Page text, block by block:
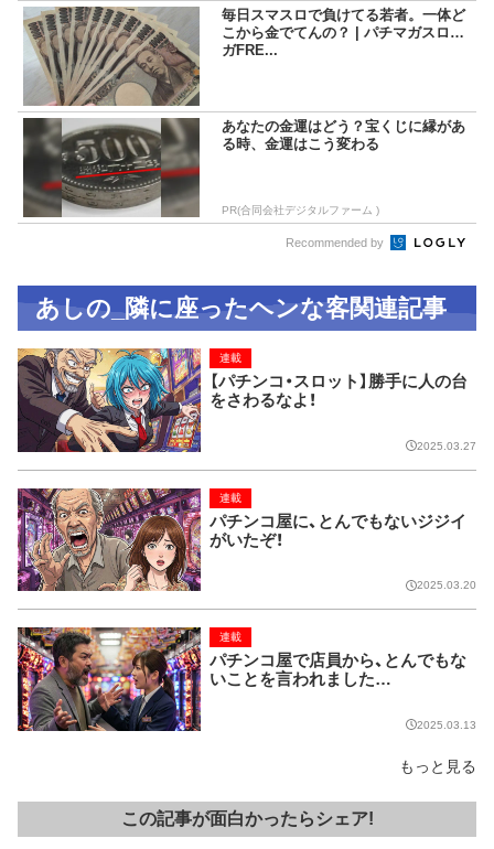
毎日スマスロで負けてる若者。一体ど
こから金でてんの？ | パチマガスロマ
ガFRE...
あなたの金運はどう？宝くじに縁があ
る時、金運はこう変わる
PR(合同会社デジタルファーム )
Recommended by
あしの_隣に座ったヘンな客関連記事
【パチンコ・スロット】勝手に人の台
をさわるなよ！
連載
2025.03.27
パチンコ屋に、とんでもないジジイ
がいたぞ！
連載
2025.03.20
パチンコ屋で店員から、とんでもな
いことを言われました…
連載
2025.03.13
もっと見る
この記事が面白かったらシェア!